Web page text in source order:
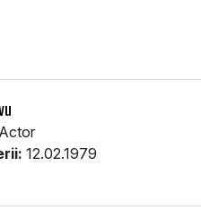
Actor
12.02.1979